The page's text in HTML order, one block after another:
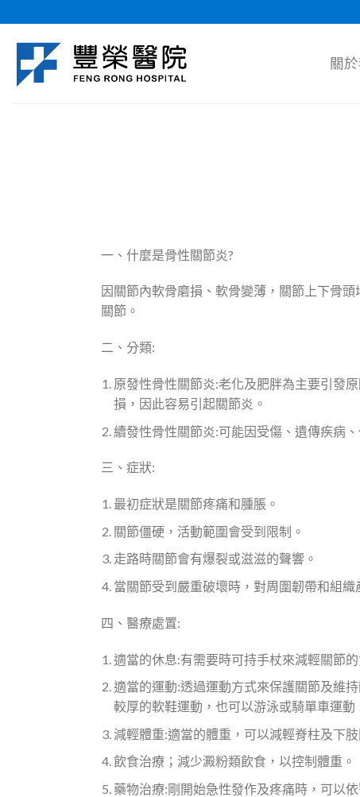
to
content
關
一、什麼是骨性關節炎?
因關節內軟骨磨損、軟骨變薄，關節上下骨
關節。
二、分類:
原發性骨性關節炎:老化及肥胖為主要引發
損，因此容易引起關節炎。
續發性骨性關節炎:可能因受傷、遺傳疾病
三、症狀:
最初症狀是關節疼痛和腫脹。
關節僵硬，活動範圍會受到限制。
走路時關節會有爆裂或滋滋的聲響。
當關節受到嚴重破壞時，對周圍韌帶和組
四、醫療處置:
適當的休息:有需要時可持手杖來減輕關節
適當的運動:透過運動方式來保護關節及維
較厚的軟鞋運動，也可以游泳或騎單車運
減輕體重:適當的體重，可以減輕脊柱及下
飲食治療；減少澱粉類飲食，以控制體重。
藥物治療:剛開始急性發作及疼痛時，可以